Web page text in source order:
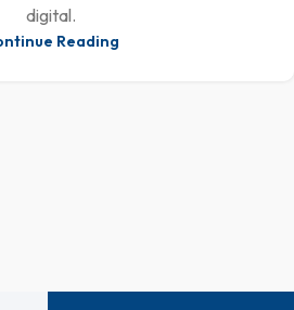
digital.
Reading